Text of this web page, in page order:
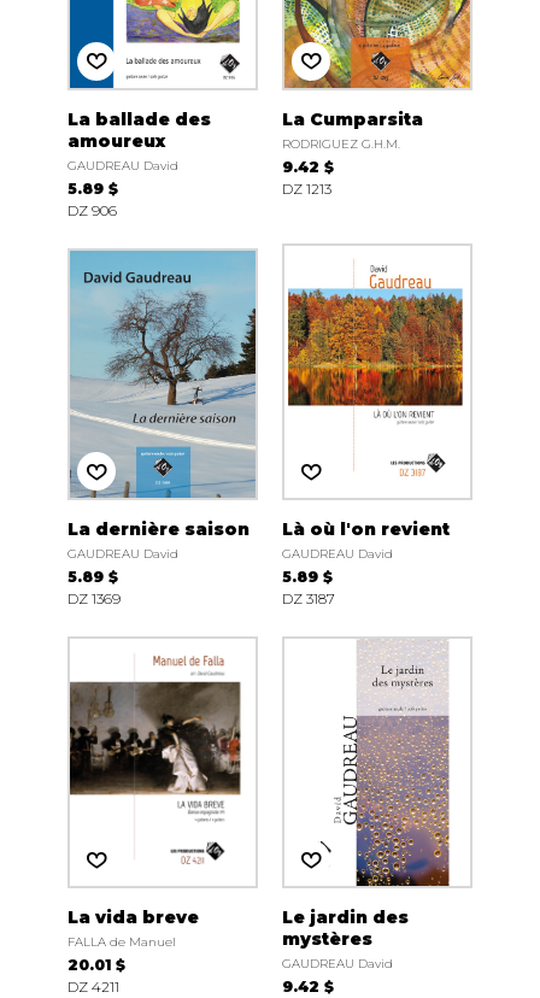
La ballade des
amoureux
GAUDREAU David
5.89 $
DZ 906
La Cumparsita
RODRIGUEZ G.H.M.
9.42 $
DZ 1213
La dernière saison
GAUDREAU David
5.89 $
DZ 1369
Là où l'on revient
GAUDREAU David
5.89 $
DZ 3187
La vida breve
FALLA de Manuel
20.01 $
DZ 4211
Le jardin des
mystères
GAUDREAU David
9.42 $